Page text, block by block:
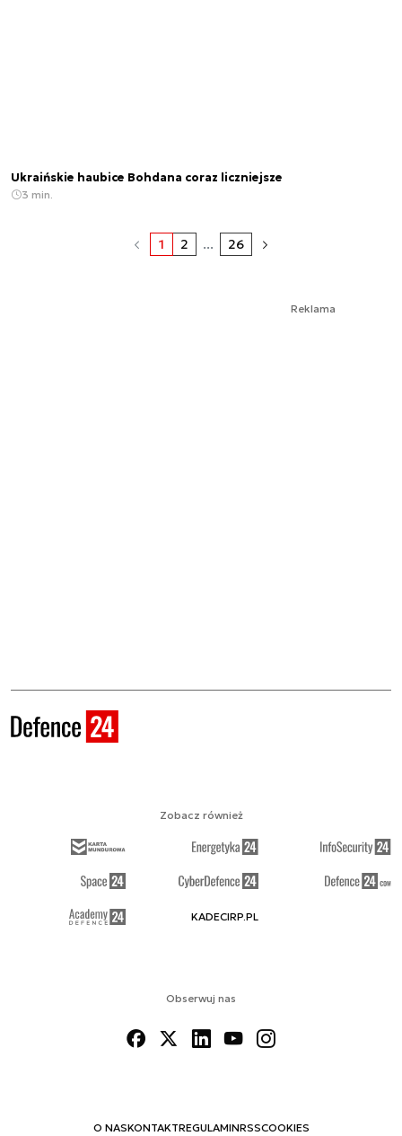
Ukraińskie haubice Bohdana coraz liczniejsze
3 min.
1 2 ... 26
Reklama
Obserwuj nas
O NASKONTAKTREGULAMINRSSCOOKIES
Zobacz również
KADECIRP.PL